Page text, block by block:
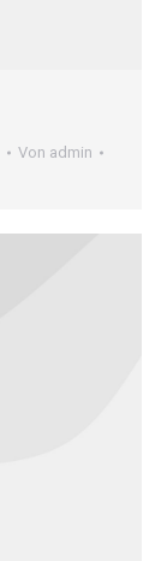
Von admin